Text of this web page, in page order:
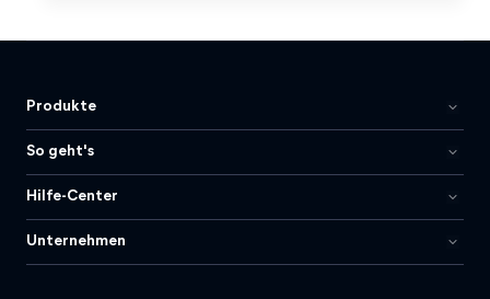
Produkte
So geht's
Hilfe-Center
Unternehmen